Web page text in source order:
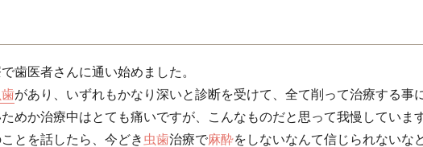
歯医者さんに通い始めました。
があり、いずれもかなり深いと診断を受けて、全て削って治療する事
めか治療中はとても痛いですが、こんなものだと思って我慢していま
とを話したら、今どき 虫歯治療で麻酔をしないなんて信じられないな